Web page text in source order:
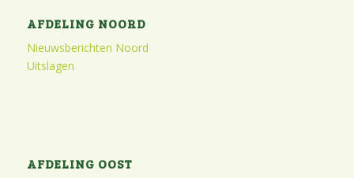
AFDELING NOORD
Nieuwsberichten Noord
Uitslagen
AFDELING OOST